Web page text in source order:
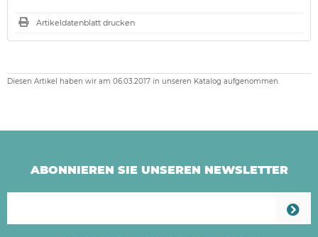
Artikeldatenblatt drucken
Diesen Artikel haben wir am 06.03.2017 in unseren Katalog aufgenommen.
ABONNIEREN SIE UNSEREN NEWSLETTER